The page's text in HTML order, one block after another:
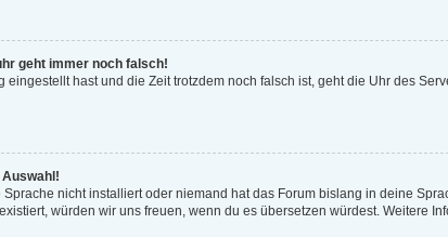
geht immer noch falsch!
hast und die Zeit trotzdem noch falsch ist, geht die Uhr des
nicht installiert oder niemand hat das Forum bislang in deine
würden wir uns freuen, wenn du es übersetzen würdest. Weitere